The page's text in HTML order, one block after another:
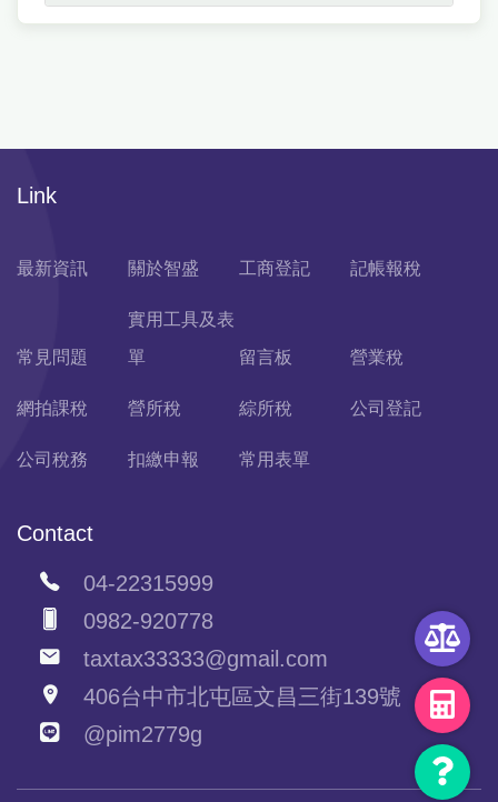
Link
最新資訊 關於智盛 工商登記 記帳報稅
常見問題
實用工具及表
單
留言板 營業稅
網拍課稅 營所稅 綜所稅 公司登記
公司稅務 扣繳申報 常用表單
Contact
04-22315999
0982-920778
taxtax33333@gmail.com
406台中市北屯區文昌三街139號
@pim2779g